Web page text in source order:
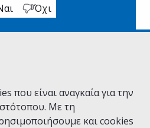
που είναι αναγκαία για την
Με τη
και cookies
Όχι